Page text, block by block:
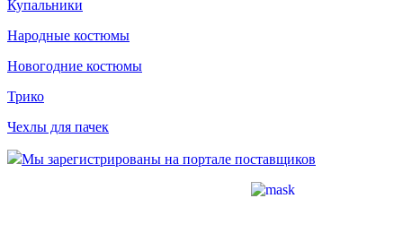
Купальники
Народные костюмы
Новогодние костюмы
Трико
Чехлы для пачек
Мы зарегистрированы на портале поставщиков